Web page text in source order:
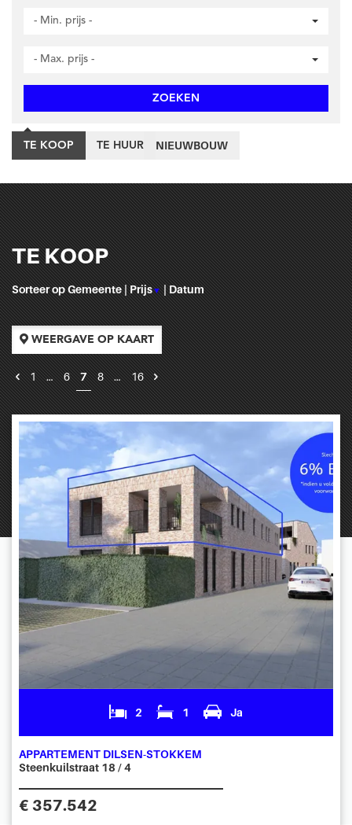
- Min. prijs -
- Max. prijs -
ZOEKEN
TE KOOP TE HUUR NIEUWBOUW
TE KOOP
Sorteer opGemeente|Prijs▼|Datum
WEERGAVE OP KAART
1 … 6 7 8 … 16
2 1 Ja
APPARTEMENT DILSEN-STOKKEM
Steenkuilstraat 18 / 4
€ 357.542